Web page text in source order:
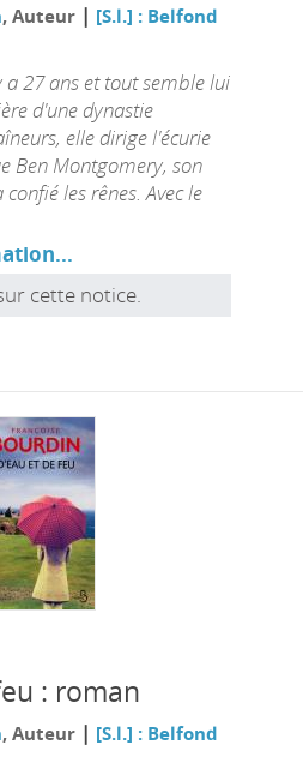
, Auteur | [S.l.] : Belfond
27 ans et tout semble lui
d'une dynastie
elle dirige l'écurie
Ben Montgomery, son
les rênes. Avec le
cette notice.
: roman
, Auteur | [S.l.] : Belfond